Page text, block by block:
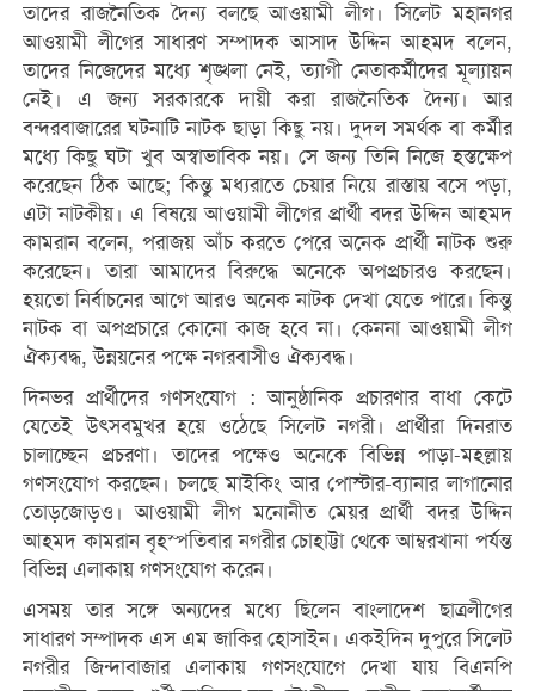
তাদের রাজনৈতিক দৈন্য বলছে আওয়ামী লীগ। সিলেট মহানগর
আওয়ামী লীগের সাধারণ সম্পাদক আসাদ উদ্দিন আহমদ বলেন,
তাদের নিজেদের মধ্যে শৃঙ্খলা নেই, ত্যাগী নেতাকর্মীদের মূল্যায়ন
নেই। এ জন্য সরকারকে দায়ী করা রাজনৈতিক দৈন্য। আর
বন্দরবাজারের ঘটনাটি নাটক ছাড়া কিছু নয়। দুদল সমর্থক বা কর্মীর
মধ্যে কিছু ঘটা খুব অস্বাভাবিক নয়। সে জন্য তিনি নিজে হস্তক্ষেপ
করেছেন ঠিক আছে; কিন্তু মধ্যরাতে চেয়ার নিয়ে রাস্তায় বসে পড়া,
এটা নাটকীয়। এ বিষয়ে আওয়ামী লীগের প্রার্থী বদর উদ্দিন আহমদ
কামরান বলেন, পরাজয় আঁচ করতে পেরে অনেক প্রার্থী নাটক শুরু
করেছেন। তারা আমাদের বিরুদ্ধে অনেকে অপপ্রচারও করছেন।
হয়তো নির্বাচনের আগে আরও অনেক নাটক দেখা যেতে পারে। কিন্তু
নাটক বা অপপ্রচারে কোনো কাজ হবে না। কেননা আওয়ামী লীগ
ঐক্যবদ্ধ, উন্নয়নের পক্ষে নগরবাসীও ঐক্যবদ্ধ।
দিনভর প্রার্থীদের গণসংযোগ : আনুষ্ঠানিক প্রচারণার বাধা কেটে
যেতেই উৎসবমুখর হয়ে ওঠেছে সিলেট নগরী। প্রার্থীরা দিনরাত
চালাচ্ছেন প্রচরণা। তাদের পক্ষেও অনেকে বিভিন্ন পাড়া-মহল্লায়
গণসংযোগ করছেন। চলছে মাইকিং আর পোস্টার-ব্যানার লাগানোর
তোড়জোড়ও। আওয়ামী লীগ মনোনীত মেয়র প্রার্থী বদর উদ্দিন
আহমদ কামরান বৃহস্পতিবার নগরীর চোহাট্টা থেকে আম্বরখানা পর্যন্ত
বিভিন্ন এলাকায় গণসংযোগ করেন।
এসময় তার সঙ্গে অন্যদের মধ্যে ছিলেন বাংলাদেশ ছাত্রলীগের
সাধারণ সম্পাদক এস এম জাকির হোসাইন। একইদিন দুপুরে সিলেট
নগরীর জিন্দাবাজার এলাকায় গণসংযোগে দেখা যায় বিএনপি